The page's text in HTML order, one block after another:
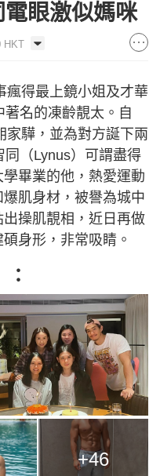
眼激似媽咪
HKT
瘋得最上鏡小姐及才華
名的凍齡靚太。自
家驊，並為對方誕下兩
（Lynus）可謂盡得
畢業的他，熱愛運動
肌身材，被譽為城中
操肌靚相，近日再做
身形，非常吸睛。
+46